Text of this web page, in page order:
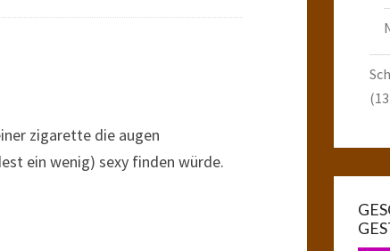
zigarette die augen
ein wenig) sexy finden würde.